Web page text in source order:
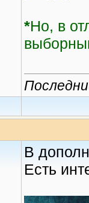
*Но, в
В
Есть